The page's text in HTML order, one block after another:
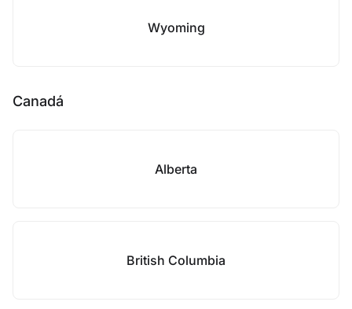
Wyoming
Canadá
Alberta
British Columbia